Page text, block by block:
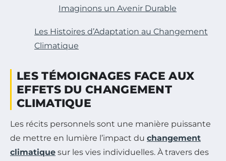
Imaginons un Avenir Durable
Les Histoires d’Adaptation au Changement
Climatique
LES TÉMOIGNAGES FACE AUX
EFFETS DU CHANGEMENT
CLIMATIQUE
Les récits personnels sont une manière puissante
de mettre en lumière l’impact du changement
climatique sur les vies individuelles. À travers des